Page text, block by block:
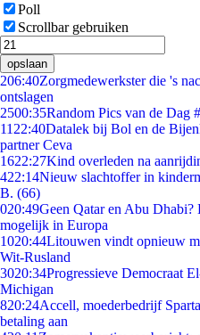
Poll
Scrollbar gebruiken
opslaan
206:40Zorgmedewerkster die 's
ontslagen
2500:35Random Pics van de Dag
11 22:40Datalek bij Bol en de
partner Ceva
1622:27Kind overleden na
422:14Nieuw slachtoffer in
B. (66)
020:49Geen Qatar en Abu Dhabi?
mogelijk in Europa
1020:44Litouwen vindt opnieuw
Wit-Rusland
3020:34Progressieve Democraat
Michigan
820:24Accell, moederbedrijf
betaling aan